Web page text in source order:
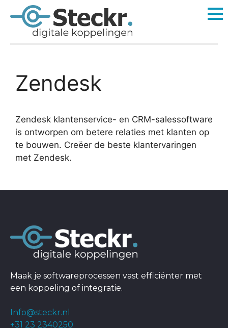
Zendesk
Zendesk klantenservice- en CRM-salessoftware
is ontworpen om betere relaties met klanten op
te bouwen. Creëer de beste klantervaringen
met Zendesk.
Maak je softwareprocessen vast efficiënter met
een koppeling of integratie.
Info@steckr.nl
+31 23 2340250